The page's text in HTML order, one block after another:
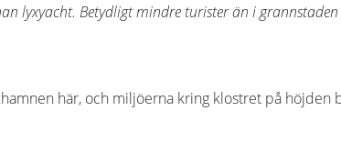
lyxyacht. Betydligt mindre turister än i
här, och miljöerna kring klostret på höjden